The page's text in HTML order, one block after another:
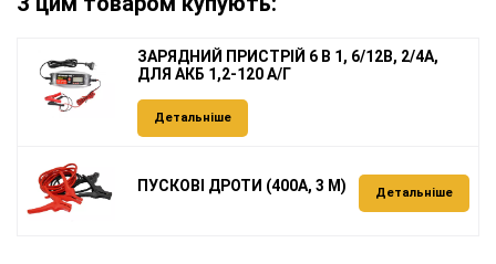
ЗАРЯДНИЙ ПРИСТРІЙ 6 В 1, 6/12В, 2/4А,
ДЛЯ АКБ 1,2-120 А/Г
Детальніше
ПУСКОВІ ДРОТИ (400А, 3 М) Детальніше